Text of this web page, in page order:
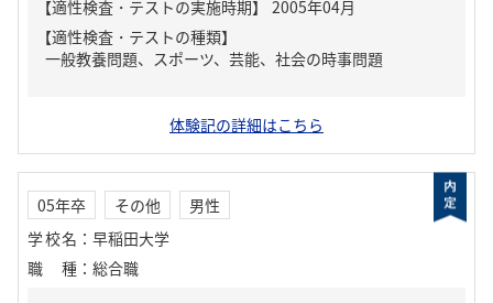
【適性検査・テストの種類】
一般教養問題、スポーツ、芸能、社会の時事問題
体験記の詳細はこちら
05年卒 その他
男性
学校名 ： 早稲田大学
職種 ： 総合職